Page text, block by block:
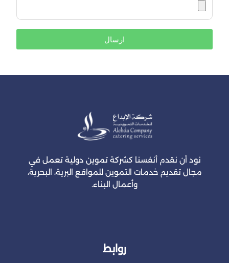
ارسال
نود أن نقدم أنفسنا كشركة تموين دولية تعمل في
مجال تقديم خدمات التموين للمواقع البرية، البحرية،
وأعمال البناء.
روابط